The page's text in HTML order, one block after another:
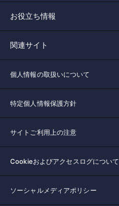
お役立ち情報
関連サイト
個人情報の取扱いについて
特定個人情報保護方針
サイトご利用上の注意
Cookieおよびアクセスログについて
ソーシャルメディアポリシー